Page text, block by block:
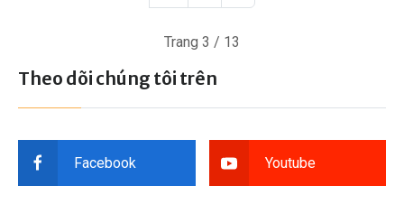
Trang 3 / 13
Theo dõi chúng tôi trên
Facebook Youtube